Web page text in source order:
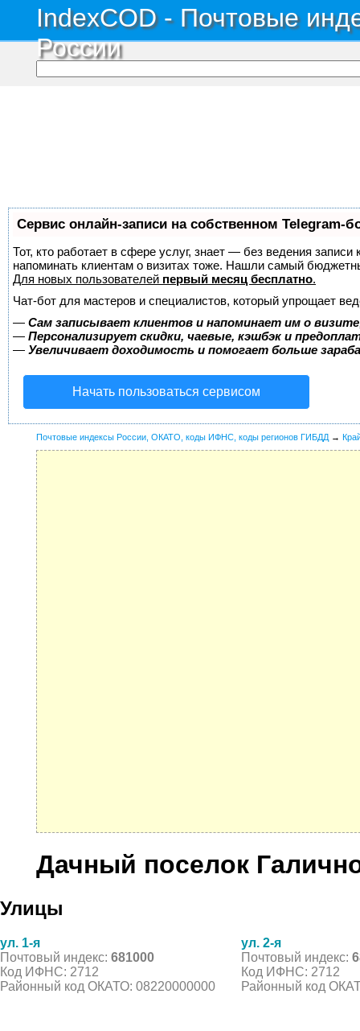
IndexCOD - Почтовые
России
Сервис онлайн-записи на собственном Telegram-
Тот, кто работает в сфере услуг, знает — без ведения
напоминать клиентам о визитах тоже. Нашли самый
Для новых пользователей первый месяц бесплатно.
Чат-бот для мастеров и специалистов, который упрощает
— Сам записывает клиентов и напоминает им о
— Персонализирует скидки, чаевые, кэшбэк и
— Увеличивает доходимость и помогает больше
Начать пользоваться сервисом
Почтовые индексы России, ОКАТО, коды ИФНС, коды регионов ГИБДД →
Дачный поселок
Улицы
ул. 1-я
Почтовый индекс: 681000
Код ИФНС: 2712
Районный код ОКАТО: 08220000000
ул. 2-я
Почтовый индекс:
Код ИФНС: 2712
Районный код